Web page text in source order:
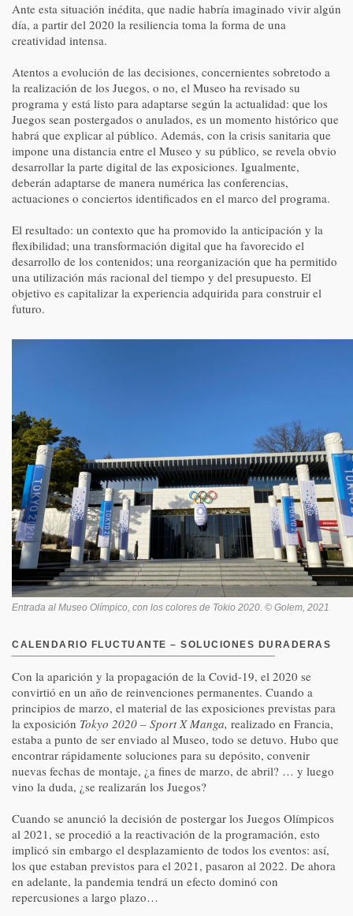
Ante esta situación inédita, que nadie habría imaginado vivir algún
día, a partir del 2020 la resiliencia toma la forma de una
creatividad intensa.
Atentos a evolución de las decisiones, concernientes sobretodo a
la realización de los Juegos, o no, el Museo ha revisado su
programa y está listo para adaptarse según la actualidad: que los
Juegos sean postergados o anulados, es un momento histórico que
habrá que explicar al público. Además, con la crisis sanitaria que
impone una distancia entre el Museo y su público, se revela obvio
desarrollar la parte digital de las exposiciones. Igualmente,
deberán adaptarse de manera numérica las conferencias,
actuaciones o conciertos identificados en el marco del programa.
El resultado: un contexto que ha promovido la anticipación y la
flexibilidad; una transformación digital que ha favorecido el
desarrollo de los contenidos; una reorganización que ha permitido
una utilización más racional del tiempo y del presupuesto. El
objetivo es capitalizar la experiencia adquirida para construir el
futuro.
Entrada al Museo Olímpico, con los colores de Tokio 2020. © Golem, 2021
CALENDARIO FLUCTUANTE – SOLUCIONES DURADERAS
Con la aparición y la propagación de la Covid-19, el 2020 se
convirtió en un año de reinvenciones permanentes. Cuando a
principios de marzo, el material de las exposiciones previstas para
la exposición Tokyo 2020 – Sport X Manga, realizado en Francia,
estaba a punto de ser enviado al Museo, todo se detuvo. Hubo que
encontrar rápidamente soluciones para su depósito, convenir
nuevas fechas de montaje, ¿a fines de marzo, de abril? … y luego
vino la duda, ¿se realizarán los Juegos?
Cuando se anunció la decisión de postergar los Juegos Olímpicos
al 2021, se procedió a la reactivación de la programación, esto
implicó sin embargo el desplazamiento de todos los eventos: así,
los que estaban previstos para el 2021, pasaron al 2022. De ahora
en adelante, la pandemia tendrá un efecto dominó con
repercusiones a largo plazo…